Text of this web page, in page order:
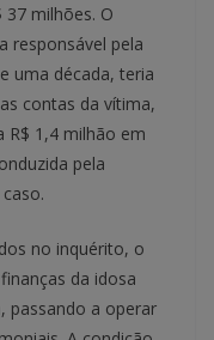
milhões. O
responsável pela
uma década, teria
contas da vítima,
R$ 1,4 milhão em
pela
no inquérito, o
da idosa
passando a operar